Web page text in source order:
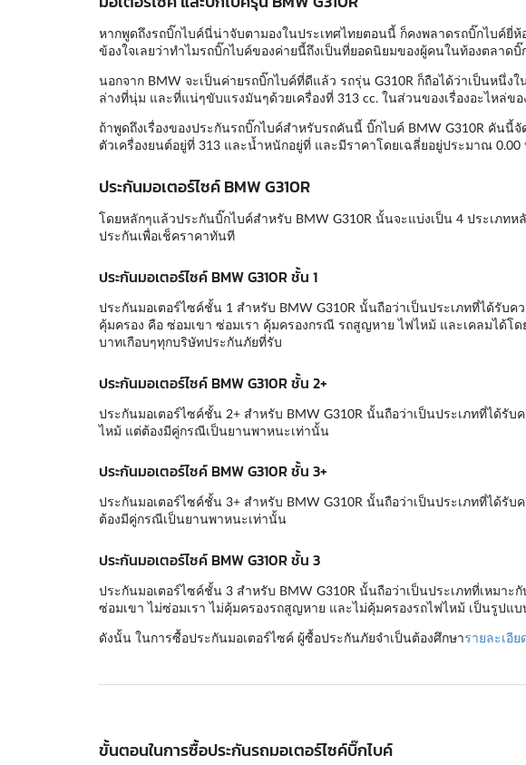
หากพูดถึงรถบิ๊กไบค์นี่น่าจับตามองในประเทศไทยตอนนี้ ก็คงพลาดรถบิ๊กไบค์
ข้องใจเลยว่าทำไมรถบิ๊กไบค์ของค่ายนี้ถึงเป็นที่ยอดนิยมของผู้คนในท้องตลาดบิ๊
นอกจาก BMW จะเป็นค่ายรถบิ๊กไบค์ที่ดีแล้ว รถรุ่น G310R ก็ถือได้ว่าเป็นหนึ่
ล่างที่นุ่ม และที่แน่ๆขับแรงมันๆด้วยเครื่องที่ 313 cc. ในส่วนของเรื่องอะไหล่
ถ้าพูดถึงเรื่องของประกันรถบิ๊กไบค์สำหรับรถคันนี้ บิ๊กไบค์ BMW G310R คั
ตัวเครื่องยนต์อยู่ที่ 313 และน้ำหนักอยู่ที่ และมีราคาโดยเฉลี่ยอยู่ประมาณ
ประกันมอเตอร์ไซค์ BMW G310R
โดยหลักๆแล้วประกันบิ๊กไบค์สำหรับ BMW G310R นั้นจะแบ่งเป็น 4 ประเภทห
ประกันเพื่อเช็คราคาทันที
ประกันมอเตอร์ไซค์ BMW G310R ชั้น 1
ประกันมอเตอร์ไซค์ชั้น 1 สำหรับ BMW G310R นั้นถือว่าเป็นประเภทที่ได้รั
คุ้มครอง คือ ซ่อมเขา ซ่อมเรา คุ้มครองกรณี รถสูญหาย ไฟไหม้ และเคลมได้
บาทเกือบๆทุกบริษัทประกันภัยที่รับ
ประกันมอเตอร์ไซค์ BMW G310R ชั้น 2+
ประกันมอเตอร์ไซค์ชั้น 2+ สำหรับ BMW G310R นั้นถือว่าเป็นประเภทที่ได้
ไหม้ แต่ต้องมีคู่กรณีเป็นยานพาหนะเท่านั้น
ประกันมอเตอร์ไซค์ BMW G310R ชั้น 3+
ประกันมอเตอร์ไซค์ชั้น 3+ สำหรับ BMW G310R นั้นถือว่าเป็นประเภทที่ได้รั
ต้องมีคู่กรณีเป็นยานพาหนะเท่านั้น
ประกันมอเตอร์ไซค์ BMW G310R ชั้น 3
ประกันมอเตอร์ไซค์ชั้น 3 สำหรับ BMW G310R นั้นถือว่าเป็นประเภทที่เหมา
ซ่อมเขา ไม่ซ่อมเรา ไม่คุ้มครองรถสูญหาย และไม่คุ้มครองรถไฟไหม้ เป็นรูปแ
ดังนั้น ในการซื้อประกันมอเตอร์ไซค์ ผู้ซื้อประกันภัยจำเป็นต้องศึกษารายละเอี
ขั้นตอนในการซื้อประกันรถมอเตอร์ไซค์บิ๊กไบค์